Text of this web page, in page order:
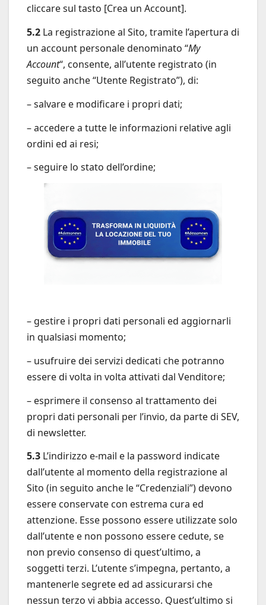
cliccare sul tasto [Crea un Account].
5.2 La registrazione al Sito, tramite l’apertura di
un account personale denominato “My
Account“, consente, all’utente registrato (in
seguito anche “Utente Registrato”), di:
– salvare e modificare i propri dati;
– accedere a tutte le informazioni relative agli
ordini ed ai resi;
– seguire lo stato dell’ordine;
– gestire i propri dati personali ed aggiornarli
in qualsiasi momento;
– usufruire dei servizi dedicati che potranno
essere di volta in volta attivati dal Venditore;
– esprimere il consenso al trattamento dei
propri dati personali per l’invio, da parte di SEV,
di newsletter.
5.3 L’indirizzo e-mail e la password indicate
dall’utente al momento della registrazione al
Sito (in seguito anche le “Credenziali”) devono
essere conservate con estrema cura ed
attenzione. Esse possono essere utilizzate solo
dall’utente e non possono essere cedute, se
non previo consenso di quest’ultimo, a
soggetti terzi. L’utente s’impegna, pertanto, a
mantenerle segrete ed ad assicurarsi che
nessun terzo vi abbia accesso. Quest’ultimo si